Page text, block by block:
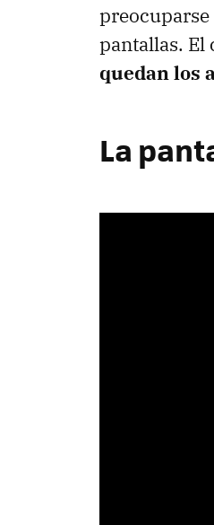
pantallas. El
quedan los
La